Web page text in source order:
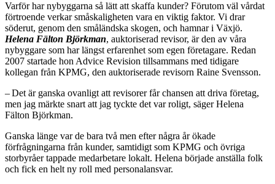
Varför har nybyggarna så lätt att skaffa kunder? Förutom väl vårdat
förtroende verkar småskaligheten vara en viktig faktor. Vi drar
söderut, genom den småländska skogen, och hamnar i Växjö.
Helena Fälton Björkman, auktoriserad revisor, är den av våra
nybyggare som har längst erfarenhet som egen företagare. Redan
2007 startade hon Advice Revision tillsammans med tidigare
kollegan från KPMG, den auktoriserade revisorn Raine Svensson.
– Det är ganska ovanligt att revisorer får chansen att driva företag,
men jag märkte snart att jag tyckte det var roligt, säger Helena
Fälton Björkman.
Ganska länge var de bara två men efter några år ökade
förfrågningarna från kunder, samtidigt som KPMG och övriga
storbyråer tappade medarbetare lokalt. Helena började anställa folk
och fick en helt ny roll med personalansvar.